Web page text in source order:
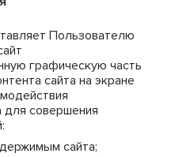
Пользователю
графическую часть
сайта на экране
для совершения
сайта;